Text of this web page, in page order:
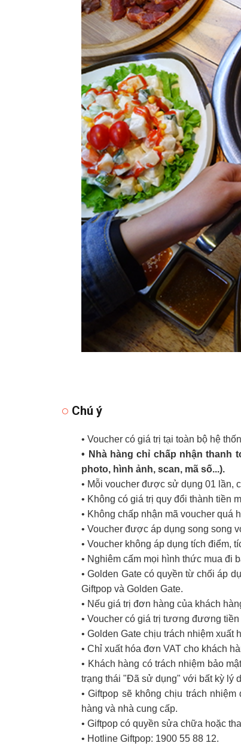
Chú ý
• Voucher có giá trị tại toàn bộ hệ
• Nhà hàng chỉ chấp nhận thanh
photo, hình ảnh, scan, mã số...).
• Mỗi voucher được sử dụng 01 lần,
• Không có giá trị quy đổi thành tiền
• Không chấp nhận mã voucher quá
• Voucher được áp dụng song song
• Voucher không áp dụng tích điểm,
• Nghiêm cấm mọi hình thức mua đi
• Golden Gate có quyền từ chối áp
Giftpop và Golden Gate.
• Nếu giá trị đơn hàng của khách
• Voucher có giá trị tương đương tiền
• Golden Gate chịu trách nhiệm
• Chỉ xuất hóa đơn VAT cho khách
• Khách hàng có trách nhiệm bảo
trạng thái "Đã sử dụng" với bất kỳ lý
• Giftpop sẽ không chịu trách
hàng và nhà cung cấp.
• Giftpop có quyền sửa chữa hoặc
• Hotline Giftpop: 1900 55 88 12.